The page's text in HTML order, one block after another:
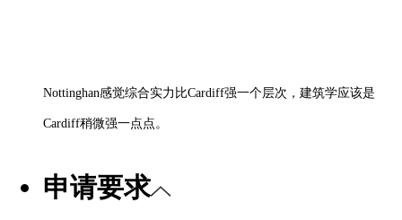
Nottinghan感觉综合实力比Cardiff强一个层次，建筑学应该是
Cardiff稍微强一点点。
申请要求